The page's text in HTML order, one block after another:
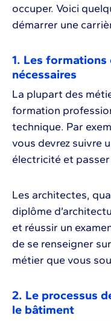
occuper. Voici
démarrer une
1. Les
nécessaires
La plupart des
formation
technique. Par
vous devrez suivre
électricité et
Les architectes,
diplôme
et réussir un
de se renseigner
métier que vous
2. Le processus
le bâtiment